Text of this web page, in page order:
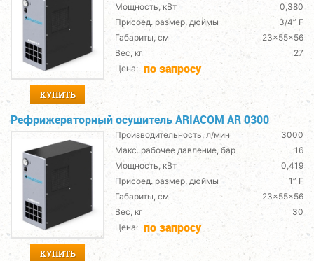
КУПИТЬ
Мощность, кВт
0,380
Присоед. размер, дюймы
3/4” F
Габариты, см
23x55x56
Вес, кг
27
Цена: по запросу
Рефрижераторный осушитель ARIACOM AR 0300
КУПИТЬ
Производительность, л/мин
3000
Макс. рабочее давление, бар
16
Мощность, кВт
0,419
Присоед. размер, дюймы
1” F
Габариты, см
23x55x56
Вес, кг
30
Цена: по запросу